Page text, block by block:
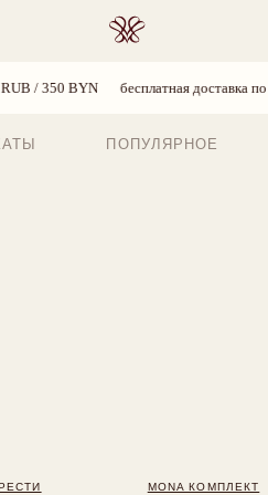
бесплатная доставка по России и